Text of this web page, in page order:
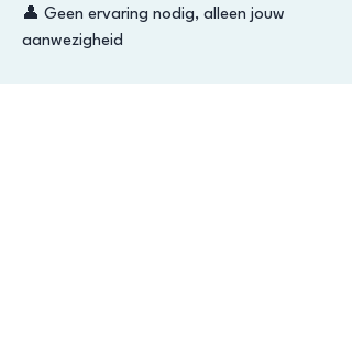
👤 Geen ervaring nodig, alleen jouw
aanwezigheid​​​​